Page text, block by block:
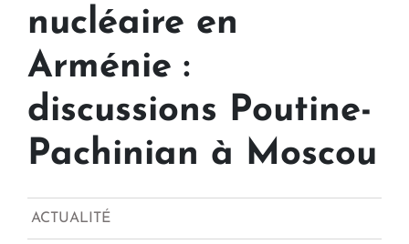
nucléaire en
Arménie :
discussions Poutine-
Pachinian à Moscou
ACTUALITÉ